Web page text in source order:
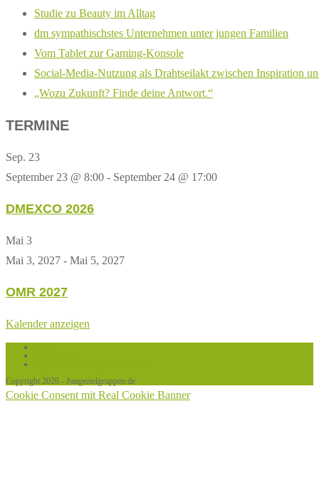
Studie zu Beauty im Alltag
dm sympathischstes Unternehmen unter jungen Familien
Vom Tablet zur Gaming-Konsole
Social-Media-Nutzung als Drahtseilakt zwischen Inspiration
„Wozu Zukunft? Finde deine Antwort.“
TERMINE
Sep. 23
September 23 @ 8:00 - September 24 @ 17:00
DMEXCO 2026
Mai 3
Mai 3, 2027 - Mai 5, 2027
OMR 2027
Kalender anzeigen
Copyright 2026 - Jungezielgruppen.de
Cookie Consent mit Real Cookie Banner